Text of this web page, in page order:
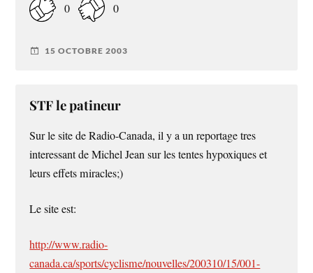
0 0
15 OCTOBRE 2003
STF le patineur
Sur le site de Radio-Canada, il y a un reportage tres
interessant de Michel Jean sur les tentes hypoxiques et
leurs effets miracles;)
Le site est:
http://www.radio-
canada.ca/sports/cyclisme/nouvelles/200310/15/001-